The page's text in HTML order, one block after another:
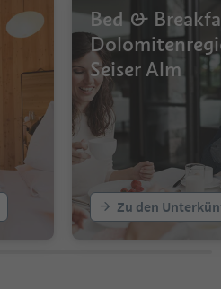
Bed &
Seiser Alm
Zu den